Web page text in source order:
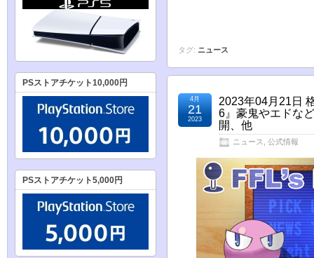
タグ: ニュース
2023年04月21日
6』豪鬼やエドな
開、他
ニュース 公式情報
4月
21
2023
PSストアチケット10,000円
PSストアチケット5,000円